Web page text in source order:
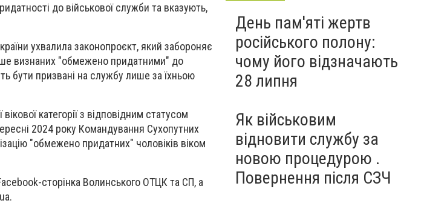
до військової служби та вказують,
ухвалила законопроєкт, який забороняє
визнаних "обмежено придатними" до
бути призвані на службу лише за їхньою
категорії з відповідним статусом
2024 року Командування Сухопутних
"обмежено придатних" чоловіків віком
сторінка Волинського ОТЦК та СП, а
День пам'яті жертв
російського полону:
чому його відзначають
28 липня
Як військовим
відновити службу за
новою процедурою .
Повернення після СЗЧ